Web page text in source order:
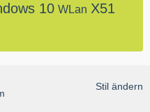
10 WLan X51
Stil ändern